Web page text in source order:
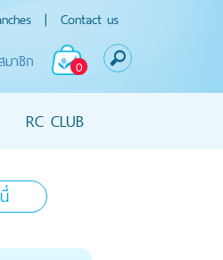
| Contact us
0
มาชิก
RC CLUB